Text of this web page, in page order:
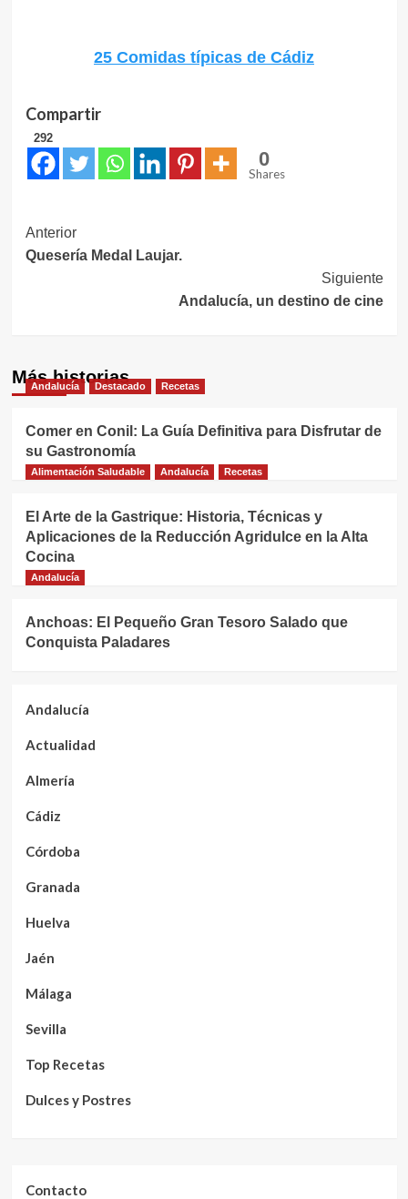
25 Comidas típicas de Cádiz
Compartir
292
0
Shares
Navegación
de
Anterior
Quesería Medal Laujar.
Siguiente
Andalucía, un destino de cine
Más historias
Andalucía Destacado Recetas
Comer en Conil: La Guía Definitiva para Disfrutar de
su Gastronomía
Alimentación Saludable Andalucía Recetas
El Arte de la Gastrique: Historia, Técnicas y
Aplicaciones de la Reducción Agridulce en la Alta
Cocina
Andalucía
Anchoas: El Pequeño Gran Tesoro Salado que
Conquista Paladares
Andalucía
Actualidad
Almería
Cádiz
Córdoba
Granada
Huelva
Jaén
Málaga
Sevilla
Top Recetas
Dulces y Postres
Contacto